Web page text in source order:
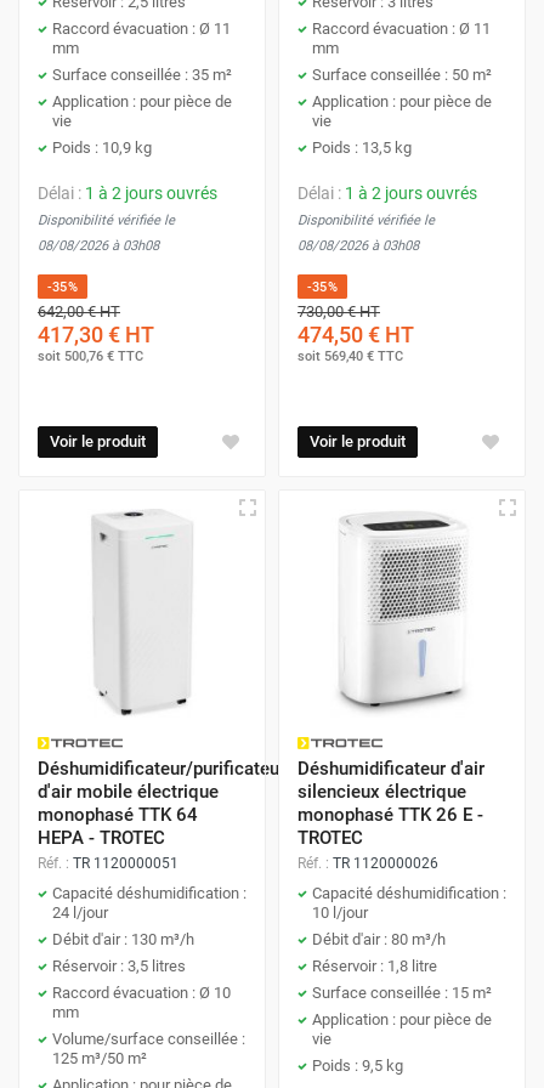
Quel déshumidificateur pour maison
ou appartement choisir ?
Choisir le bon déshumidificateur pour votre maison ou
lieu plus confortable et sain. Mais face à la diversité des
modèles disponibles, comment savoir lequel répondra
parfaitement à vos besoins ? Voici quelques pistes pour
vous guider.
➥Déshumidificateur électrique : Ce type de
déshumidificateur est idéal pourles espaces où l'humidité
capte l'air humide, le refroidit pour condenser l'eau qui sera
collectée dans un bac. Adapté à toutes les pièces, son
Déshumidificateur à condensation: Parfait pour les
climats froids, ce modèle fonctionne enabaissant la
température de l'air jusqu'à ce que l'humidité se
, efficacement captée et évacuée. C'est
la solution idéale si vous vivez dans une région moins
Déshumidificateur avec filtre HEPA: Combinez les
avantages d'un air moins humide et purifié avec ce type de
déshumidificateur. Lefiltre HEPA capture les particules
fines telles que poussières, allergènes et même certains
virus, ce qui est crucial pour les personnes souffrant
d'allergies ou d'asthme.
➥Déshumidificateur/Purificateur d'air: Pour une solution
tout-en-un, optez pour cet appareil qui
seulement l'humidité mais aussi purifie l'air
souvent des technologies avancées comme lesfiltres à
charbon actif ou UV
, il assure un environnement intérieur
optimal.
➥Déshumidificateur à dégivrage : Spécialement conçu
Raccord évacuation : Ø 11
mm
Surface conseillée : 35 m²
Application : pour pièce de
vie
Poids : 10,9 kg
Délai : 1 à 2 jours ouvrés
Disponibilité vérifiée le
08/08/2026 à 03h08
-35%
642,00 €HT
417,30 € HT
soit 500,76 € TTC
Voir le produit
Raccord évacuation : Ø 11
mm
Surface conseillée : 50 m²
Application : pour pièce de
vie
Poids : 13,5 kg
Délai : 1 à 2 jours ouvrés
Disponibilité vérifiée le
08/08/2026 à 03h08
-35%
730,00 €HT
474,50 € HT
soit 569,40 € TTC
Voir le produit
Déshumidificateur/purificateur
d'air mobile électrique
monophasé TTK 64
HEPA - TROTEC
Réf. : TR 1120000051
Capacité déshumidification :
24 l/jour
Débit d'air : 130 m³/h
Réservoir : 3,5 litres
Raccord évacuation : Ø 10
mm
Volume/surface conseillée :
125 m³/50 m²
Application : pour pièce de
Déshumidificateur d'air
silencieux électrique
monophasé TTK 26 E -
TROTEC
Réf. : TR 1120000026
Capacité déshumidification :
10 l/jour
Débit d'air : 80 m³/h
Réservoir : 1,8 litre
Surface conseillée : 15 m²
Application : pour pièce de
vie
Poids : 9,5 kg